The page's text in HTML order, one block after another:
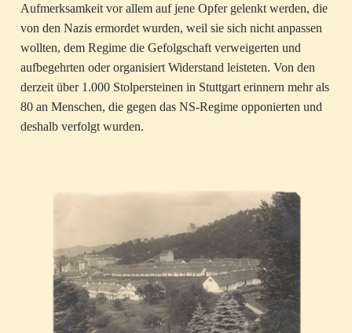
Aufmerksamkeit vor allem auf jene Opfer gelenkt werden, die
von den Nazis ermordet wurden, weil sie sich nicht anpassen
wollten, dem Regime die Gefolgschaft verweigerten und
aufbegehrten oder organisiert Widerstand leisteten. Von den
derzeit über 1.000 Stolpersteinen in Stuttgart erinnern mehr als
80 an Menschen, die gegen das NS-Regime opponierten und
deshalb verfolgt wurden.